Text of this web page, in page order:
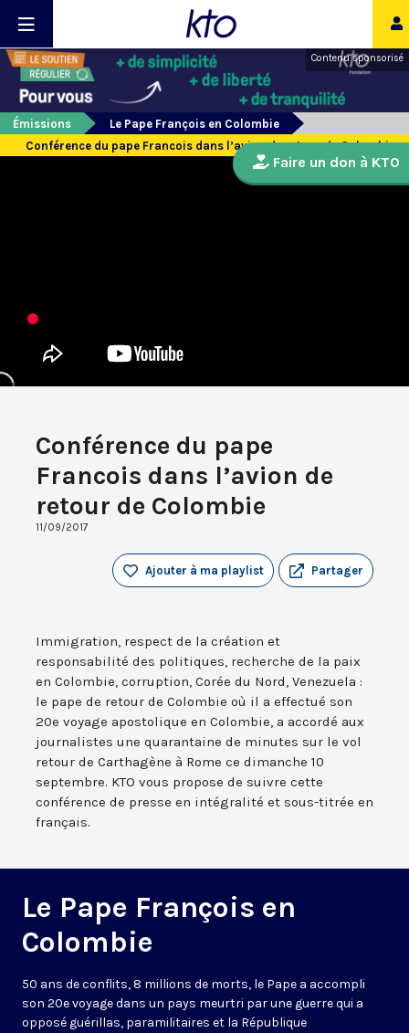
Contenu sponsorisé
Émissions
Le Pape François en Colombie
Conférence du pape Francois dans l’avion de retour de Colombie
Conférence du pape
Francois dans l’avion de
retour de Colombie
11/09/2017
Partager
Ajouter à ma playlist
Immigration, respect de la création et
responsabilité des politiques, recherche de la paix
en Colombie, corruption, Corée du Nord, Venezuela :
le pape de retour de Colombie où il a effectué son
20e voyage apostolique en Colombie, a accordé aux
journalistes une quarantaine de minutes sur le vol
retour de Carthagène à Rome ce dimanche 10
septembre. KTO vous propose de suivre cette
conférence de presse en intégralité et sous-titrée en
français.
Le Pape François en
Colombie
50 ans de conflits, 8 millions de morts, le Pape a accompli
son 20e voyage dans un pays meurtri par une guerre qui a
opposé guérillas, paramilitaires et la République
Faire un don à KTO